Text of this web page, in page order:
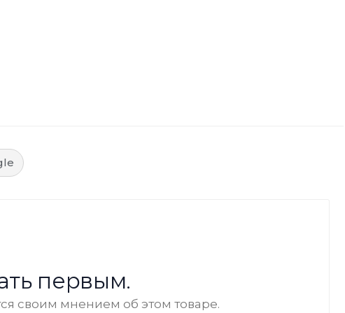
первым.
своим мнением об этом товаре.